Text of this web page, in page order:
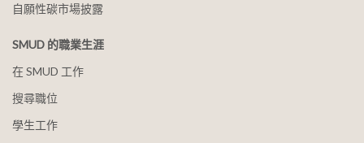
自願性碳市場披露
SMUD 的職業生涯
在 SMUD 工作
搜尋職位
學生工作